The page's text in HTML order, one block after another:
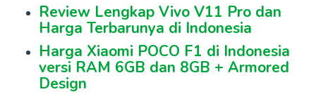
Review Lengkap Vivo V11 Pro dan
Harga Terbarunya di Indonesia
Harga Xiaomi POCO F1 di Indonesia
versi RAM 6GB dan 8GB + Armored
Design